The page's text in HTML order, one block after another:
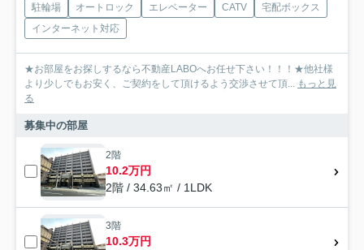
駐輪場 オートロック エレベーター CATV
宅配ボックス
インターネット対応
★お部屋をお探しするなら不動産LABOへお任せ下さい！！！★他社様
より少しでもお安く、ご契約をして頂けるよう交渉させて頂... もっと見
る
募集中の部屋
2階
10.2万円
2階 / 34.63㎡ / 1LDK
3階
10.3万円